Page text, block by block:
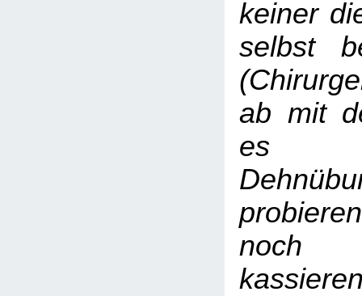
keiner
selbst
ab mit
es
noch